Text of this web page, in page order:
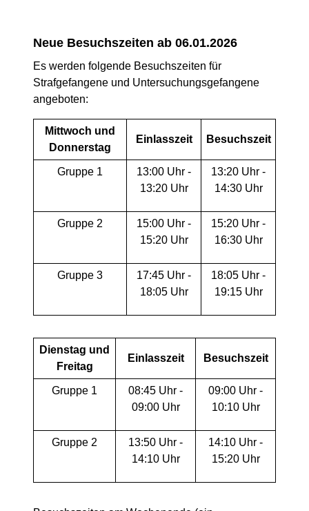
Neue Besuchszeiten ab 06.01.2026
Es werden folgende Besuchszeiten für
Strafgefangene und Untersuchungsgefangene
angeboten:
Mittwoch und
Donnerstag
Einlasszeit Besuchszeit
Gruppe 1
13:00 Uhr -
13:20 Uhr
13:20 Uhr -
14:30 Uhr
Gruppe 2
15:00 Uhr -
15:20 Uhr
15:20 Uhr -
16:30 Uhr
Gruppe 3
17:45 Uhr -
18:05 Uhr
18:05 Uhr -
19:15 Uhr
Dienstag und
Freitag
Einlasszeit Besuchszeit
Gruppe 1
08:45 Uhr -
09:00 Uhr
09:00 Uhr -
10:10 Uhr
Gruppe 2
13:50 Uhr -
14:10 Uhr
14:10 Uhr -
15:20 Uhr